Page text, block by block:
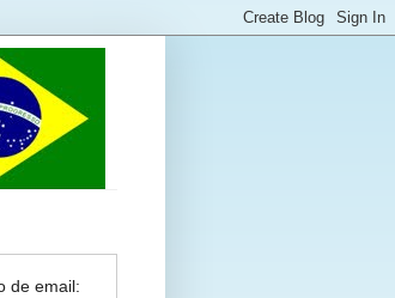
de email: